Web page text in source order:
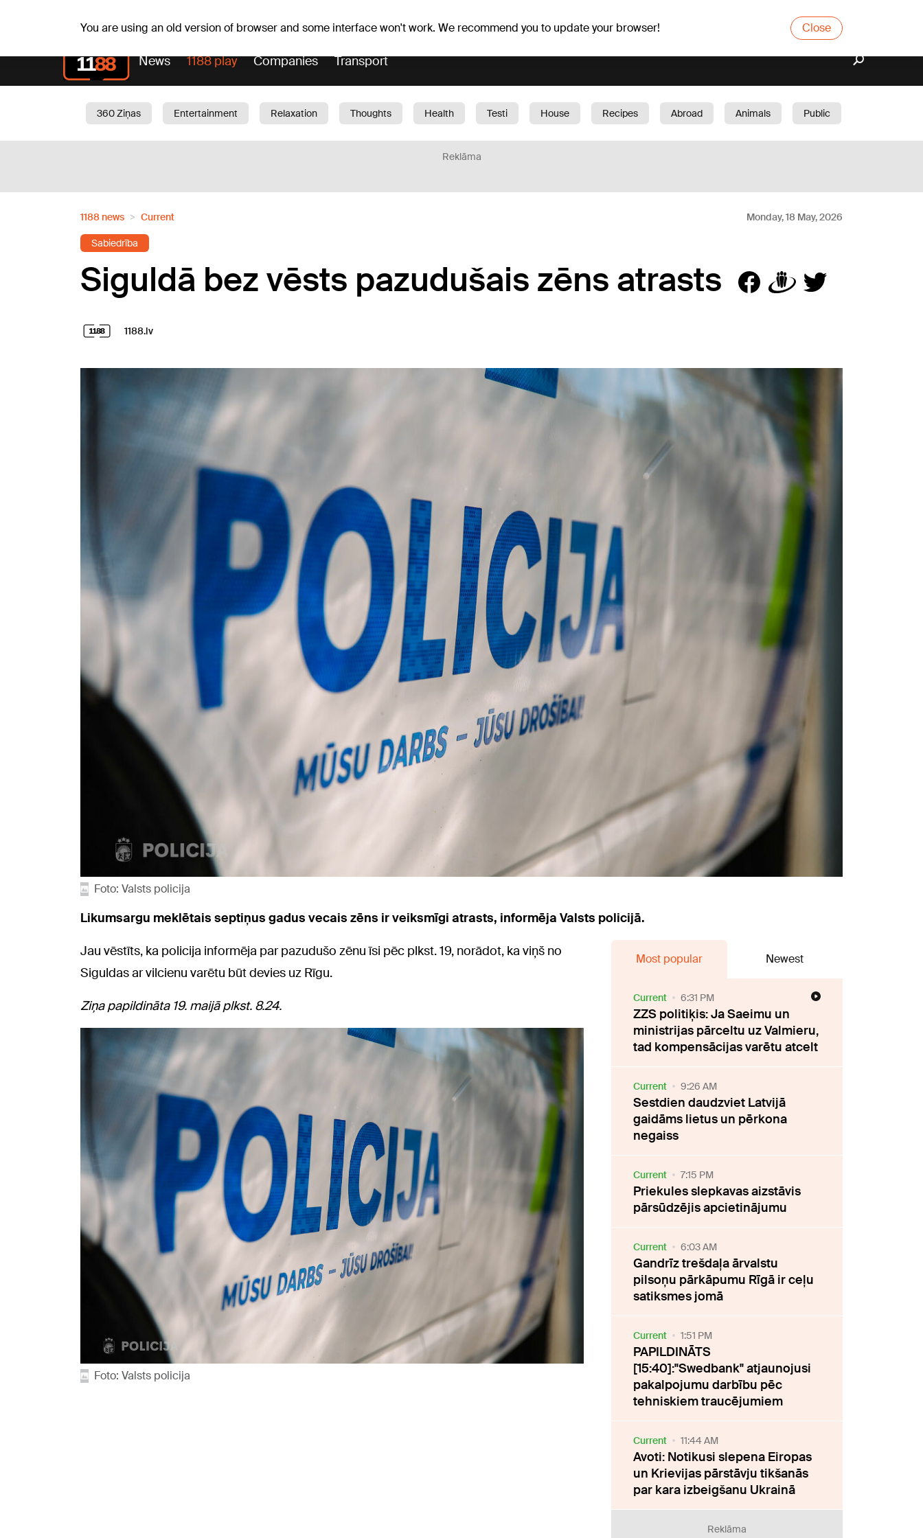
You are using an old version of browser and some interface won't work. We recommend you to update your browser! Close
News 1188 play Companies Transport
360 Ziņas Entertainment Relaxation Thoughts Health Testi House Recipes Abroad Animals
Public
Reklāma
1188 news Current Monday, 18 May, 2026
Sabiedrība
Siguldā bez vēsts pazudušais zēns atrasts
1188.lv
Foto: Valsts policija
Likumsargu meklētais septiņus gadus vecais zēns ir veiksmīgi atrasts, informēja Valsts policijā.
Jau vēstīts, ka policija informēja par pazudušo zēnu īsi pēc plkst. 19, norādot, ka viņš no
Siguldas ar vilcienu varētu būt devies uz Rīgu.
Ziņa papildināta 19. maijā plkst. 8.24.
Foto: Valsts policija
Most popular Newest
Current 6:31 PM
ZZS politiķis: Ja Saeimu un
ministrijas pārceltu uz Valmieru,
tad kompensācijas varētu atcelt
Current 9:26 AM
Sestdien daudzviet Latvijā
gaidāms lietus un pērkona
negaiss
Current 7:15 PM
Priekules slepkavas aizstāvis
pārsūdzējis apcietinājumu
Current 6:03 AM
Gandrīz trešdaļa ārvalstu
pilsoņu pārkāpumu Rīgā ir ceļu
satiksmes jomā
Current 1:51 PM
PAPILDINĀTS
[15:40]:"Swedbank" atjaunojusi
pakalpojumu darbību pēc
tehniskiem traucējumiem
Current 11:44 AM
Avoti: Notikusi slepena Eiropas
un Krievijas pārstāvju tikšanās
par kara izbeigšanu Ukrainā
Reklāma